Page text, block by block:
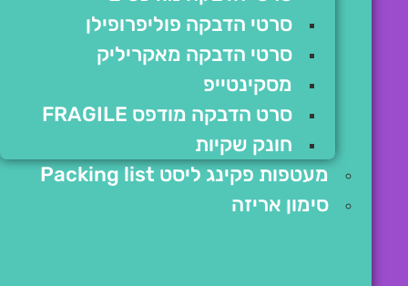
סרטי הדבקה פוליפרופילן
סרטי הדבקה מאקריליק
מסקינטייפ
סרט הדבקה מודפס FRAGILE
חונק שקיות
מעטפות פקינג ליסט Packing list
סימון אריזה